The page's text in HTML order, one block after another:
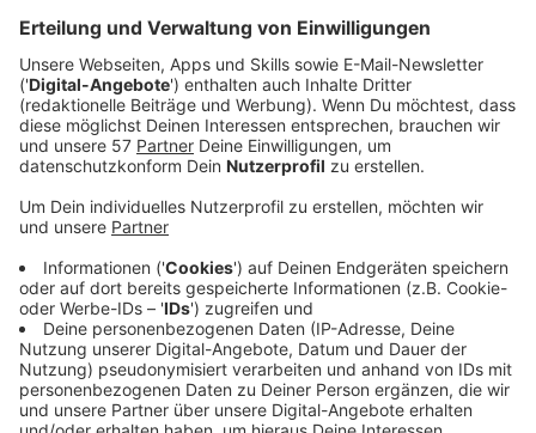
Ab nächstem Montag, 18. Mai, kann man auch
wieder in Hotels übernachten, die Aufenthalte kann
man jetzt schon buchen.
Die Gaststätten haben sich auf eine sichere
Wiederöffnung vorbereitet - zum Beispiel durch
größere Abstände zwischen den Tischen sowie
Masken und Handschuhe fürs Personal.
(Bild: Rothirsche im Nationalpark Eifel)
Veröffentlicht:Montag, 11.05.2020 17:01
Anzeige